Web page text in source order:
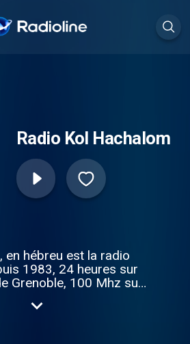
Radio Kol Hachalom
en hébreu est la radio
1983, 24 heures sur
Grenoble, 100 Mhz sur